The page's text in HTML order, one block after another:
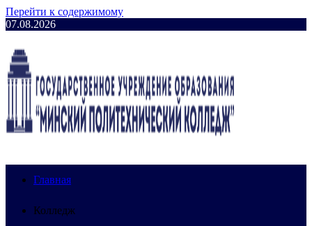
Перейти к содержимому
07.08.2026
Главная
Колледж